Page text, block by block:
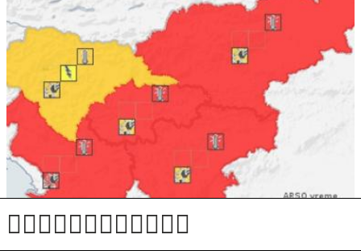
Arso razglasil najvišjo stopnjo ogroženosti: vročina
bo trajala še dva dni, sledi krajša ohladitev